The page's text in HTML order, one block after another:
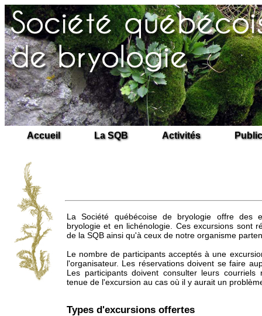
Accueil La SQB Activités
La Société québécoise de bryologie offre des
bryologie et en lichénologie. Ces excursions sont
de la SQB ainsi qu'à ceux de notre organisme
Le nombre de participants acceptés à une
l'organisateur. Les réservations doivent se faire
Les participants doivent consulter leurs courriels
tenue de l'excursion au cas où il y aurait un
Types d'excursions offertes